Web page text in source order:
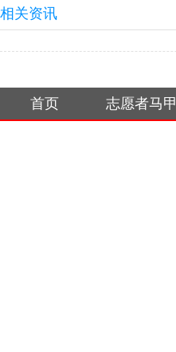
相关资讯
首页 志愿者马甲